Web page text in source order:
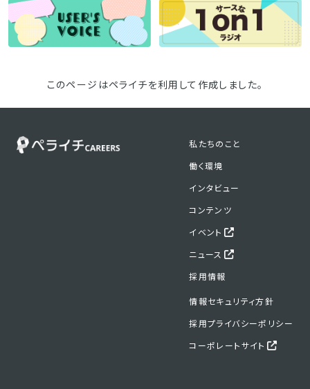
このページはペライチを利用して作成しました。
私たちのこと
働く環境
インタビュー
コンテンツ
イベント
ニュース
採用情報
情報セキュリティ方針
採用プライバシーポリシー
コーポレートサイト